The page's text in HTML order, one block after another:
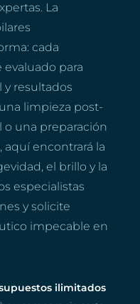
La
cada
para
y resultados
limpieza post-
una preparación
aquí encontrará la
el brillo y la
especialistas
y solicite
impecable en
ilimitados